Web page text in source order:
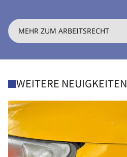
MEHR ZUM ARBEITSRECHT
WEITERE NEUIGKEITEN